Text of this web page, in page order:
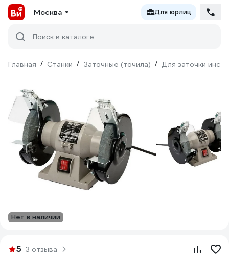
Москва Для юрлиц
Поиск в каталоге
Главная / Станки / Заточные (точила) / Для заточки
Нет в наличии
5 3 отзыва